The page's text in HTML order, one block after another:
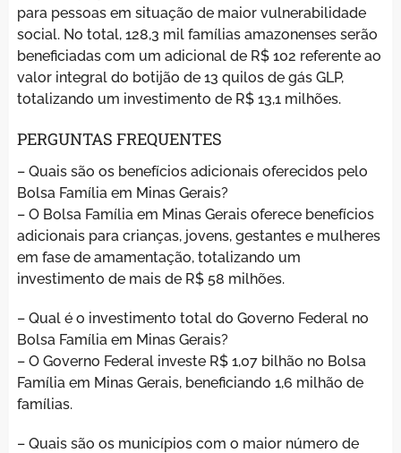
para pessoas em situação de maior vulnerabilidade
social. No total, 128,3 mil famílias amazonenses serão
beneficiadas com um adicional de R$ 102 referente ao
valor integral do botijão de 13 quilos de gás GLP,
totalizando um investimento de R$ 13,1 milhões.
PERGUNTAS FREQUENTES
– Quais são os benefícios adicionais oferecidos pelo
Bolsa Família em Minas Gerais?
– O Bolsa Família em Minas Gerais oferece benefícios
adicionais para crianças, jovens, gestantes e mulheres
em fase de amamentação, totalizando um
investimento de mais de R$ 58 milhões.
– Qual é o investimento total do Governo Federal no
Bolsa Família em Minas Gerais?
– O Governo Federal investe R$ 1,07 bilhão no Bolsa
Família em Minas Gerais, beneficiando 1,6 milhão de
famílias.
– Quais são os municípios com o maior número de